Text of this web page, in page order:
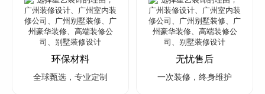
环保材料
全球甄选，专业定制
无忧售后
一次装修，终身维护